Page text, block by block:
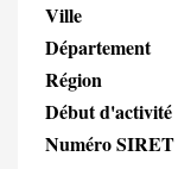
Ville
Département
Région
Début d'activité
Numéro SIRET